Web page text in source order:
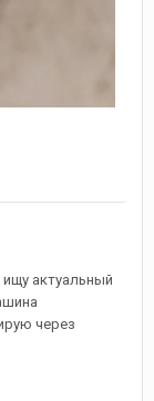
актуальный
через